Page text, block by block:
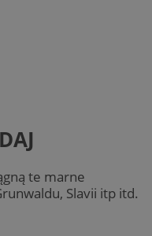
te marne
Slavii itp itd.